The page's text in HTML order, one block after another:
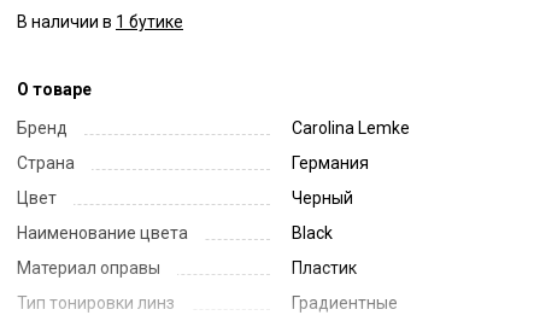
В наличии в 1 бутике
О товаре
Бренд
Carolina Lemke
Страна
Германия
Цвет
Черный
Наименование цвета
Black
Материал оправы
Пластик
Тип тонировки линз
Градиентные